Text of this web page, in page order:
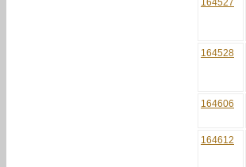
164527
164528
164606
164612